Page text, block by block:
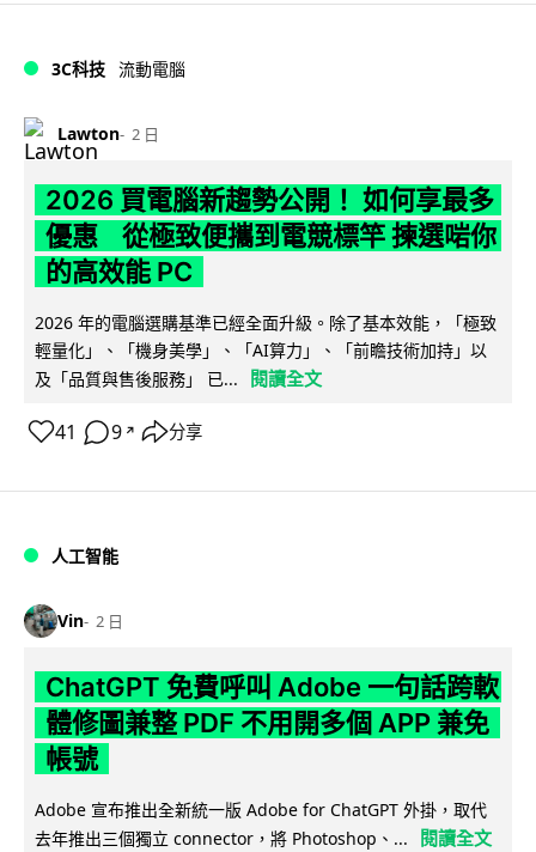
3C科技 流動電腦
Lawton 2 日
2026 買電腦新趨勢公開！ 如何享最多
優惠 從極致便攜到電競標竿 揀選啱你
的高效能 PC
2026 年的電腦選購基準已經全面升級。除了基本效能，「極致
輕量化」、「機身美學」、「AI算力」、「前瞻技術加持」以
及「品質與售後服務」 已...
閱讀全文
41 9 ↗ 分享
人工智能
Vin 2 日
ChatGPT 免費呼叫 Adobe 一句話跨軟
體修圖兼整 PDF 不用開多個 APP 兼免
帳號
Adobe 宣布推出全新統一版 Adobe for ChatGPT 外掛，取代
去年推出三個獨立 connector，將 Photoshop、...
閱讀全文